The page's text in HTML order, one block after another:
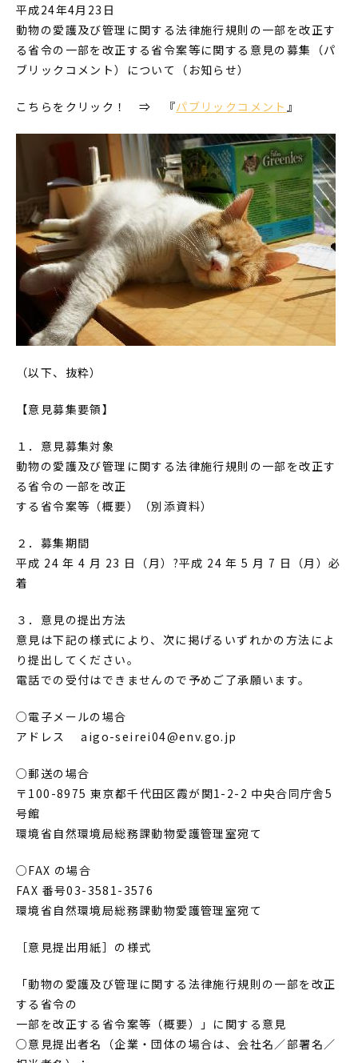
平成24年4月23日
動物の愛護及び管理に関する法律施行規則の一部を改正す
る省令の一部を改正する省令案等に関する意見の募集（パ
ブリックコメント）について（お知らせ）
こちらをクリック！ ⇒ 『パブリックコメント 』
（以下、抜粋）
【意見募集要領】
１．意見募集対象
動物の愛護及び管理に関する法律施行規則の一部を改正す
る省令の一部を改正
する省令案等（概要）（別添資料）
２．募集期間
平成 24 年 4 月 23 日（月）?平成 24 年 5 月 7 日（月）必
着
３．意見の提出方法
意見は下記の様式により、次に掲げるいずれかの方法によ
り提出してください。
電話での受付はできませんので予めご了承願います。
○電子メールの場合
アドレス aigo-seirei04@env.go.jp
○郵送の場合
〒100-8975 東京都千代田区霞が関1-2-2 中央合同庁舎5
号館
環境省自然環境局総務課動物愛護管理室宛て
○FAX の場合
FAX 番号03-3581-3576
環境省自然環境局総務課動物愛護管理室宛て
［意見提出用紙］の様式
「動物の愛護及び管理に関する法律施行規則の一部を改正
する省令の
一部を改正する省令案等（概要）」に関する意見
○意見提出者名（企業・団体の場合は、会社名／部署名／